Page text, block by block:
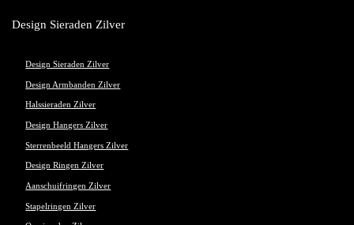
Design Sieraden Zilver
Design Sieraden Zilver
Design Armbanden Zilver
Halssieraden Zilver
Design Hangers Zilver
Sterrenbeeld Hangers Zilver
Design Ringen Zilver
Aanschuifringen Zilver
Stapelringen Zilver